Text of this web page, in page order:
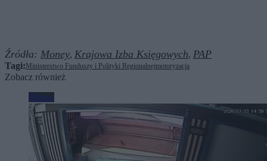
Źródła: Money, Krajowa Izba Księgowych, PAP
Tagi: Ministerstwo Funduszy i Polityki Regionalnejmotoryzacja
Zobacz również
Biznes